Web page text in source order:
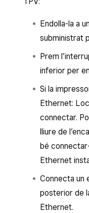
Connecta
Per
Engega
Al
Si se’t
1234.
Un cop
on
Endolla-la a
subministrat
Prem
inferior per
Si la
Ethernet:
connectar.
lliure de
bé
Ethernet
Connecta un
posterior de
Ethernet.